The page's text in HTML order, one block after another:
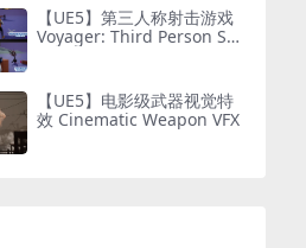
【UE5】第三人称射击游戏
Voyager: Third Person Sh
【UE5】电影级武器视觉特
效 Cinematic Weapon VFX